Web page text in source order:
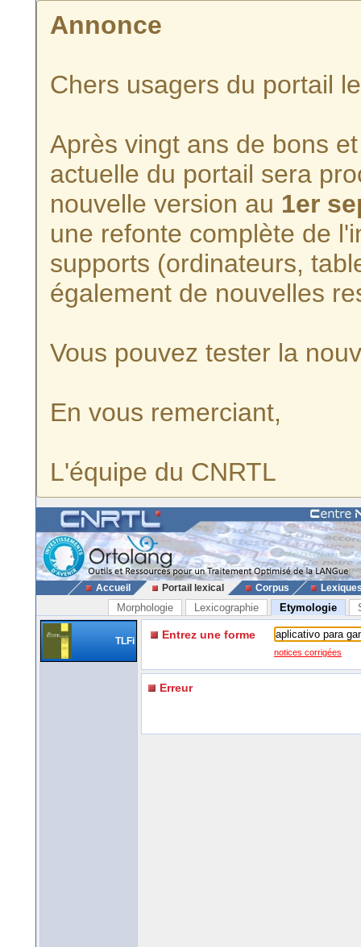
Annonce
Chers usagers du portail
Après vingt ans de bons
actuelle du portail sera
nouvelle version au 1er
une refonte complète de
supports (ordinateurs,
également de nouvelles
Vous pouvez tester la
En vous remerciant,
L'équipe du CNRTL
Accueil Portail lexical Corpus
Morphologie Lexicographie Etymologie
TLFi Entrez une forme
notices corrigées
Erreur